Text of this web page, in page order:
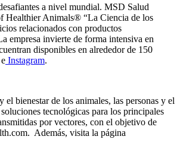
a nivel mundial. MSD Salud
Healthier Animals® “La Ciencia de los
relacionados con productos
empresa invierte de forma intensiva en
disponibles en alrededor de 150
e Instagram.
bienestar de los animales, las personas y el
tecnológicas para los principales
por vectores, con el objetivo de
Además, visita la página